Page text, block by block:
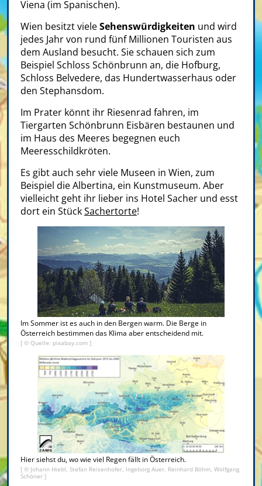
Viena (im Spanischen).
Wien besitzt vieleSehenswürdigkeiten und wird
jedes Jahr von rund fünf Millionen Touristen aus
dem Ausland besucht. Sie schauen sich zum
Beispiel Schloss Schönbrunn an, die Hofburg,
Schloss Belvedere, das Hundertwasserhaus oder
den Stephansdom.
Im Prater könnt ihr Riesenrad fahren, im
Tiergarten Schönbrunn Eisbären bestaunen und
im Haus des Meeres begegnen euch
Meeresschildkröten.
Es gibt auch sehr viele Museen in Wien, zum
Beispiel die Albertina, ein Kunstmuseum. Aber
vielleicht geht ihr lieber ins Hotel Sacher und esst
dort ein StückSachertorte!
Im Sommer ist es auch in den Bergen warm. Die Berge in
Österreich bestimmen das Klima aber entscheidend mit.
[ © Quelle: pixabay.com ]
Hier siehst du, wo wie viel Regen fällt in Österreich.
[ © Johann Hiebl, Stefan Reisenhofer, Ingeborg Auer, Reinhard Böhm, Wolfgang
Schöner ]